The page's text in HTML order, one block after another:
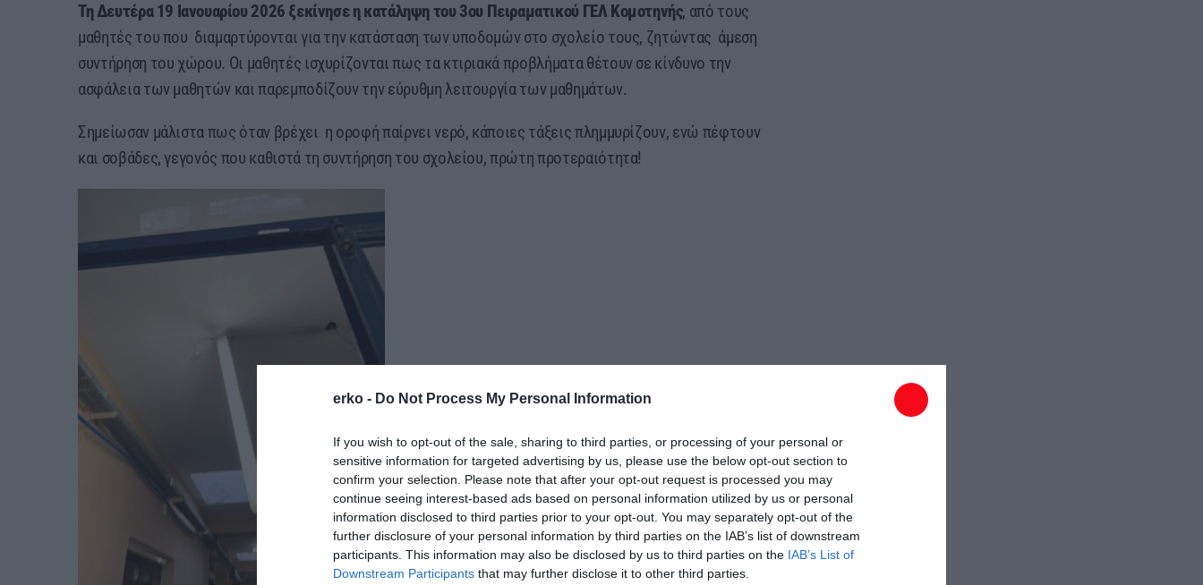
erko - Do Not Process My Personal Information
If you wish to opt-out of the sale, sharing to third parties, or processing of your personal or
sensitive information for targeted advertising by us, please use the below opt-out section to
confirm your selection. Please note that after your opt-out request is processed you may
continue seeing interest-based ads based on personal information utilized by us or personal
information disclosed to third parties prior to your opt-out. You may separately opt-out of the
further disclosure of your personal information by third parties on the IAB’s list of downstream
participants. This information may also be disclosed by us to third parties on the IAB’s List of
Downstream Participants that may further disclose it to other third parties.
Τη Δευτέρα 19 Ιανουαρίου 2026 ξεκίνησε η κατάληψη του 3ου Πειραματικού ΓΕΛ Κομοτηνής, από τους
μαθητές του που διαμαρτύρονται για την κατάσταση των υποδομών στο σχολείο τους, ζητώντας άμεση
συντήρηση του χώρου. Οι μαθητές ισχυρίζονται πως τα κτιριακά προβλήματα θέτουν σε κίνδυνο την
ασφάλεια των μαθητών και παρεμποδίζουν την εύρυθμη λειτουργία των μαθημάτων.
Σημείωσαν μάλιστα πως όταν βρέχει η οροφή παίρνει νερό, κάποιες τάξεις πλημμυρίζουν, ενώ πέφτουν
και σοβάδες, γεγονός που καθιστά τη συντήρηση του σχολείου, πρώτη προτεραιότητα!